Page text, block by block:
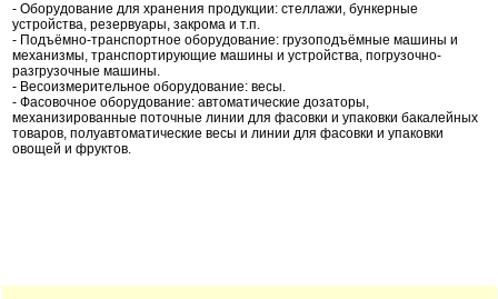
- Оборудование для хранения продукции: стеллажи, бункерные
устройства, резервуары, закрома и т.п.
- Подъёмно-транспортное оборудование: грузоподъёмные машины и
механизмы, транспортирующие машины и устройства, погрузочно-
разгрузочные машины.
- Весоизмерительное оборудование: весы.
- Фасовочное оборудование: автоматические дозаторы,
механизированные поточные линии для фасовки и упаковки бакалейных
товаров, полуавтоматические весы и линии для фасовки и упаковки
овощей и фруктов.